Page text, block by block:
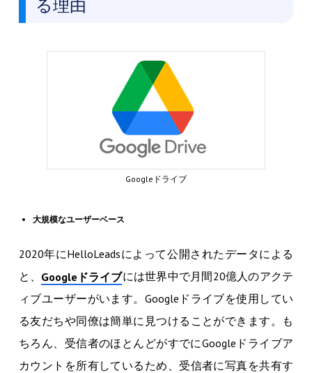
る理由
Googleドライブ
大規模なユーザーベース
2020年にHelloLeadsによって公開されたデータによる
と、 Googleドライブには世界中で月間20億人のアクテ
ィブユーザーがいます。Googleドライブを使用してい
る友だちや同僚は簡単に見つけることができます。も
ちろん、受信者のほとんどがすでにGoogleドライブア
カウントを所有しているため、受信者に写真を共有す